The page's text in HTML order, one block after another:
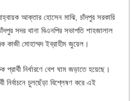
আক্তার হোসেন মাঝি, চাঁদপুর সরকারি
সদর থানা বিএনপির সভাপতি শাহজালাল
কাজী মোহাম্মদ ইব্রাহীম জুয়েল।
নির্ধারণে বেশ ঘাম জড়াতে হয়েছে।
নির্বাচনে চুলছেঁড়া বিশ্লেষণ করে এই